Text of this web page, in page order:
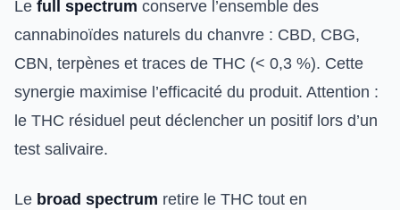
Le full spectrum conserve l’ensemble des
cannabinoïdes naturels du chanvre : CBD, CBG,
CBN, terpènes et traces de THC (< 0,3 %). Cette
synergie maximise l’efficacité du produit. Attention :
le THC résiduel peut déclencher un positif lors d’un
test salivaire.
Le broad spectrum retire le THC tout en